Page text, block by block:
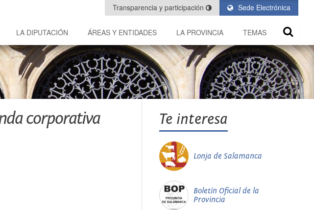
Sede Electrónica
Transparencia y participación
LA DIPUTACIÓN ÁREAS Y ENTIDADES LA PROVINCIA TEMAS
corporativa Te interesa
Lonja de Salamanca
Boletín Oficial de la
Provincia